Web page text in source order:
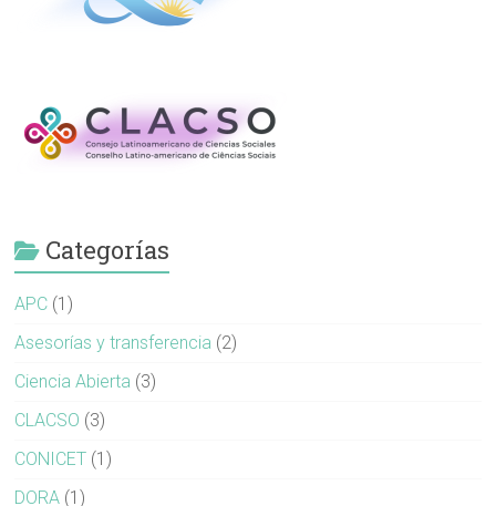
Categorías
APC (1)
Asesorías y transferencia (2)
Ciencia Abierta (3)
CLACSO (3)
CONICET (1)
DORA (1)